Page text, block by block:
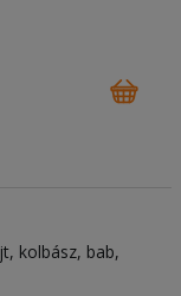
kolbász bab